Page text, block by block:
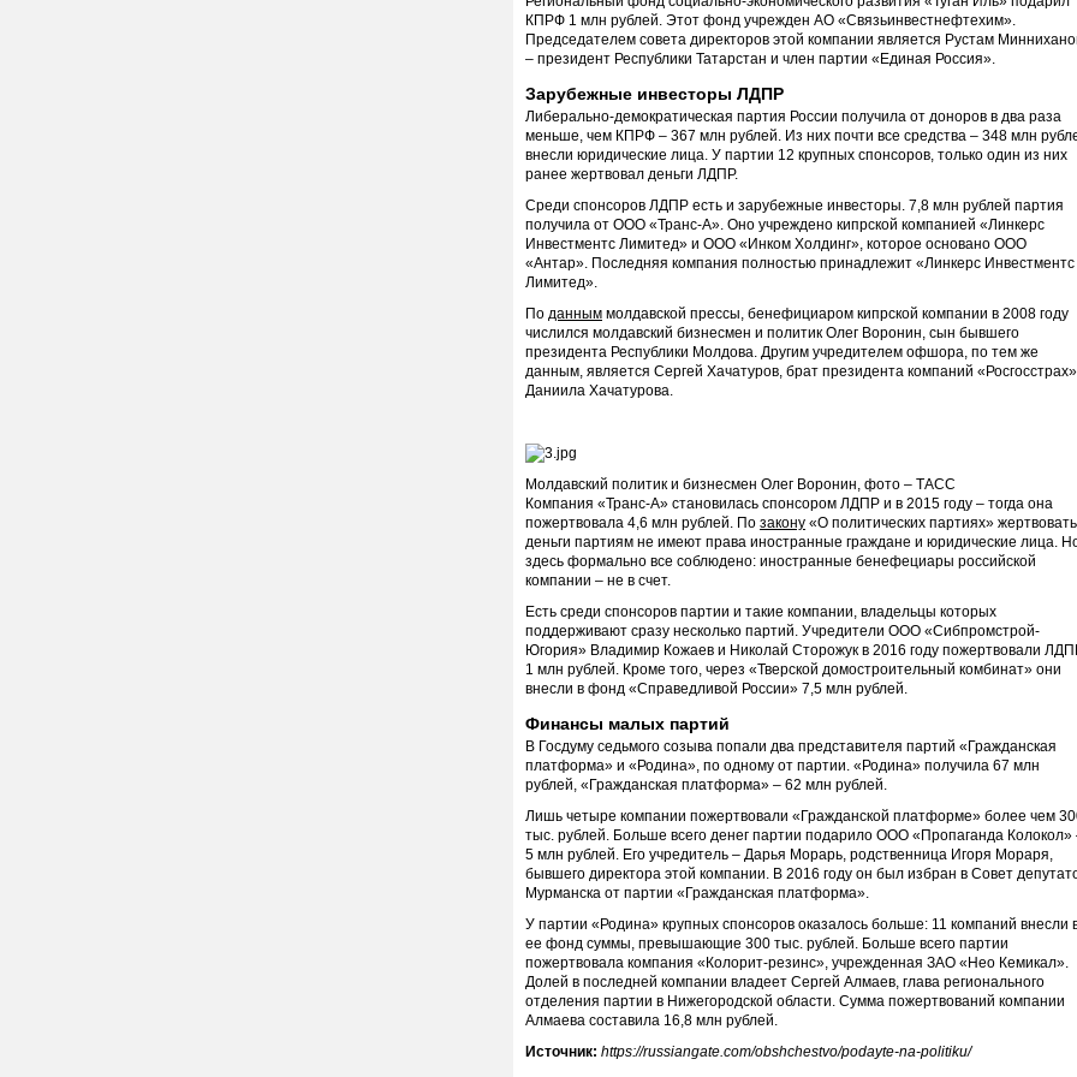
КПРФ 1 млн рублей. Этот фонд учрежден АО «Связьинвестнефтехим».
Председателем совета директоров этой компании является Рустам
– президент Республики Татарстан и член партии «Единая Россия».
Зарубежные инвесторы ЛДПР
Либерально-демократическая партия России получила от доноров в два раза
меньше, чем КПРФ – 367 млн рублей. Из них почти все средства – 348 млн
внесли юридические лица. У партии 12 крупных спонсоров, только один из них
ранее жертвовал деньги ЛДПР.
Среди спонсоров ЛДПР есть и зарубежные инвесторы. 7,8 млн рублей партия
получила от ООО «Транс-А». Оно учреждено кипрской компанией «Линкерс
Инвестментс Лимитед» и ООО «Инком Холдинг», которое основано ООО
«Антар». Последняя компания полностью принадлежит «Линкерс Инвестментс
Лимитед».
По данным молдавской прессы, бенефициаром кипрской компании в 2008 году
числился молдавский бизнесмен и политик Олег Воронин, сын бывшего
президента Республики Молдова. Другим учредителем офшора, по тем же
данным, является Сергей Хачатуров, брат президента компаний «Росгосстрах»
Даниила Хачатурова.
Молдавский политик и бизнесмен Олег Воронин, фото – ТАСС
Компания «Транс-А» становилась спонсором ЛДПР и в 2015 году – тогда она
пожертвовала 4,6 млн рублей. По закону «О политических партиях» жертвовать
деньги партиям не имеют права иностранные граждане и юридические лица.
здесь формально все соблюдено: иностранные бенефециары российской
компании – не в счет.
Есть среди спонсоров партии и такие компании, владельцы которых
поддерживают сразу несколько партий. Учредители ООО «Сибпромстрой-
Югория» Владимир Кожаев и Николай Сторожук в 2016 году пожертвовали
1 млн рублей. Кроме того, через «Тверской домостроительный комбинат» они
внесли в фонд «Справедливой России» 7,5 млн рублей.
Финансы малых партий
В Госдуму седьмого созыва попали два представителя партий «Гражданская
платформа» и «Родина», по одному от партии. «Родина» получила 67 млн
рублей, «Гражданская платформа» – 62 млн рублей.
Лишь четыре компании пожертвовали «Гражданской платформе» более чем
тыс. рублей. Больше всего денег партии подарило ООО «Пропаганда Колокол»
5 млн рублей. Его учредитель – Дарья Морарь, родственница Игоря Мораря,
бывшего директора этой компании. В 2016 году он был избран в Совет
Мурманска от партии «Гражданская платформа».
У партии «Родина» крупных спонсоров оказалось больше: 11 компаний внесли
ее фонд суммы, превышающие 300 тыс. рублей. Больше всего партии
пожертвовала компания «Колорит-резинс», учрежденная ЗАО «Нео Кемикал».
Долей в последней компании владеет Сергей Алмаев, глава регионального
отделения партии в Нижегородской области. Сумма пожертвований компании
Алмаева составила 16,8 млн рублей.
Источник: https://russiangate.com/obshchestvo/podayte-na-politiku/